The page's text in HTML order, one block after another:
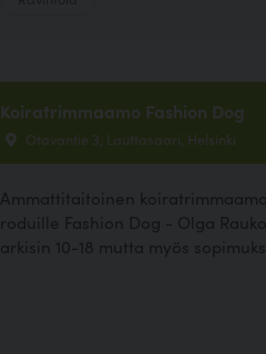
Koiratrimmaamo Fashion Dog
Otavantie 3, Lauttasaari, Helsinki
Ammattitaitoinen
roduille Fashion Dog - Olga
arkisin 10-18 mutta myös